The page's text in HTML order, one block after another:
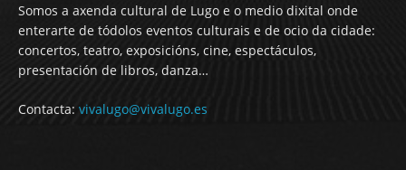
Somos a axenda cultural de Lugo e o medio dixital onde
enterarte de tódolos eventos culturais e de ocio da cidade:
concertos, teatro, exposicións, cine, espectáculos,
presentación de libros, danza…
Contacta: vivalugo@vivalugo.es